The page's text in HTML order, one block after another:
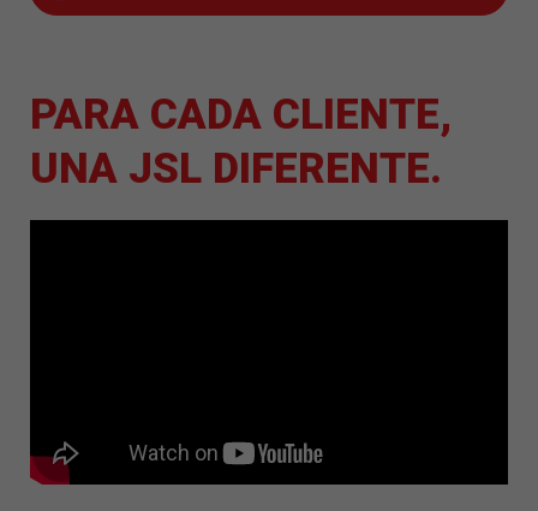
PARA CADA CLIENTE,
UNA JSL DIFERENTE.